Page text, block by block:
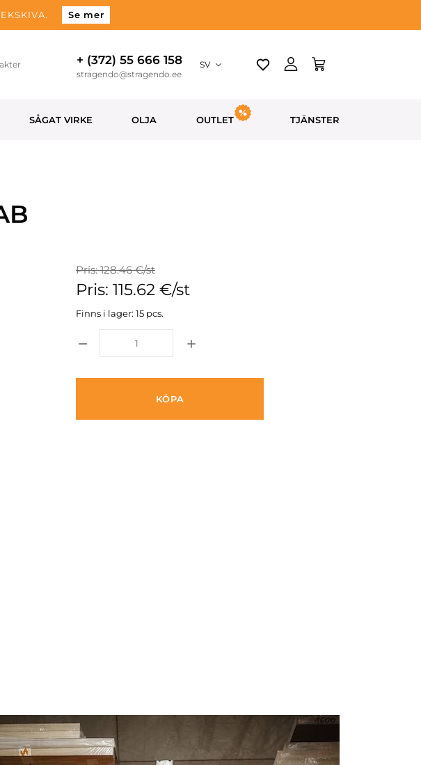
Se mer
+ (372) 55 666 158
stragendo@stragendo.ee
SV
SÅGAT VIRKE OLJA OUTLET TJÄNSTER
Pris: 128.46 €/st
Pris: 115.62 €/st
Finns i lager: 15 pcs.
KÖPA